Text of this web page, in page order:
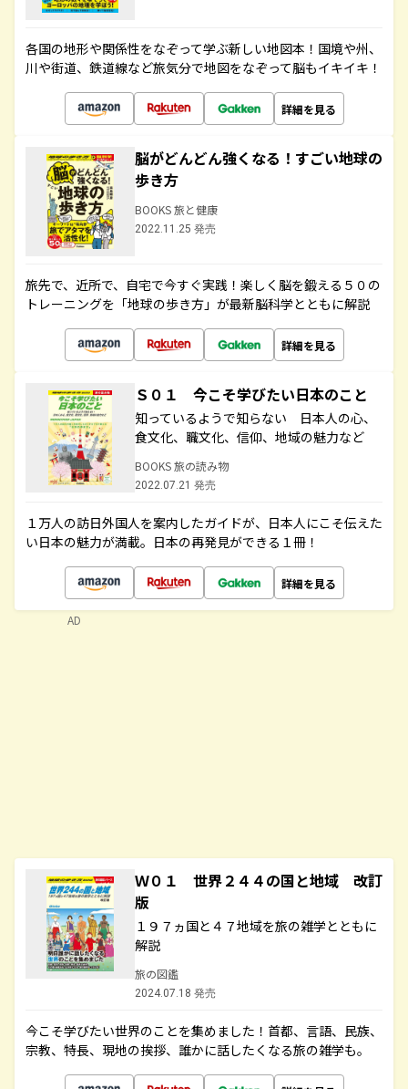
各国の地形や関係性をなぞって学ぶ新しい地図本！国境や州、
川や街道、鉄道線など旅気分で地図をなぞって脳もイキイキ！
詳細を見る
脳がどんどん強くなる！すごい地球の
歩き方
BOOKS 旅と健康
2022.11.25 発売
旅先で、近所で、自宅で今すぐ実践！楽しく脳を鍛える５０の
トレーニングを「地球の歩き方」が最新脳科学とともに解説
詳細を見る
Ｓ０１ 今こそ学びたい日本のこと
知っているようで知らない 日本人の心、
食文化、職文化、信仰、地域の魅力など
BOOKS 旅の読み物
2022.07.21 発売
１万人の訪日外国人を案内したガイドが、日本人にこそ伝えた
い日本の魅力が満載。日本の再発見ができる１冊！
詳細を見る
Ｗ０１ 世界２４４の国と地域 改訂
版
１９７ヵ国と４７地域を旅の雑学とともに
解説
旅の図鑑
2024.07.18 発売
今こそ学びたい世界のことを集めました！首都、言語、民族、
宗教、特長、現地の挨拶、誰かに話したくなる旅の雑学も。
AD